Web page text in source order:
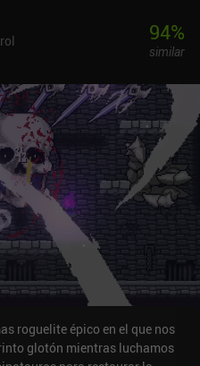
94%
similar
roguelite épico en el que nos
glotón mientras luchamos